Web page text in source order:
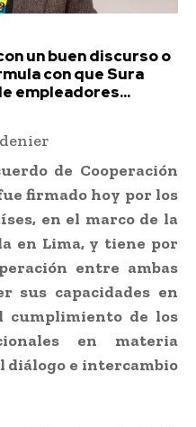
un buen discurso o
con que Sura
empleadores...
de Cooperación
firmado hoy por los
en el marco de la
en Lima, y tiene por
entre ambas
sus capacidades en
cumplimiento de los
en materia
diálogo e intercambio